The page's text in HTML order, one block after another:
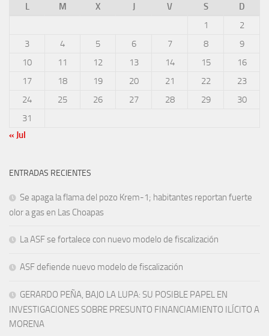
L
M X J V S
D
1
2
3
4 5 6 7 8
9
10
11 12 13 14 15
16
17
18 19 20 21 22
23
24
25 26 27 28 29
30
31
« Jul
ENTRADAS RECIENTES
Se apaga la flama del pozo Krem-1; habitantes reportan fuerte
olor a gas en Las Choapas
La ASF se fortalece con nuevo modelo de fiscalización
ASF defiende nuevo modelo de fiscalización
GERARDO PEÑA, BAJO LA LUPA: SU POSIBLE PAPEL EN
INVESTIGACIONES SOBRE PRESUNTO FINANCIAMIENTO ILÍCITO A
MORENA